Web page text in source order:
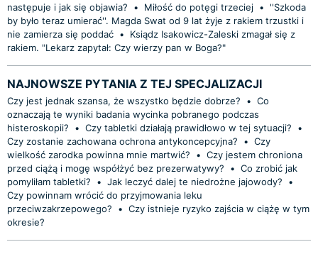
następuje i jak się objawia?
• Miłość do potęgi trzeciej •
''Szkoda
by było teraz umierać''. Magda Swat od 9 lat żyje z rakiem trzustki i
nie zamierza się poddać •
Ksiądz Isakowicz-Zaleski zmagał się z
rakiem. "Lekarz zapytał: Czy wierzy pan w Boga?"
NAJNOWSZE PYTANIA Z TEJ SPECJALIZACJI
Czy jest jednak szansa, że wszystko będzie dobrze? • Co
oznaczają te wyniki badania wycinka pobranego podczas
histeroskopii?
• Czy tabletki działają prawidłowo w tej sytuacji?
•
Czy zostanie zachowana ochrona antykoncepcyjna?
• Czy
wielkość zarodka powinna mnie martwić?
• Czy jestem chroniona
przed ciążą i mogę współżyć bez prezerwatywy?
• Co zrobić jak
pomyliłam tabletki?
• Jak leczyć dalej te niedrożne jajowody?
•
Czy powinnam wrócić do przyjmowania leku
przeciwzakrzepowego?
• Czy istnieje ryzyko zajścia w ciążę w tym
okresie?